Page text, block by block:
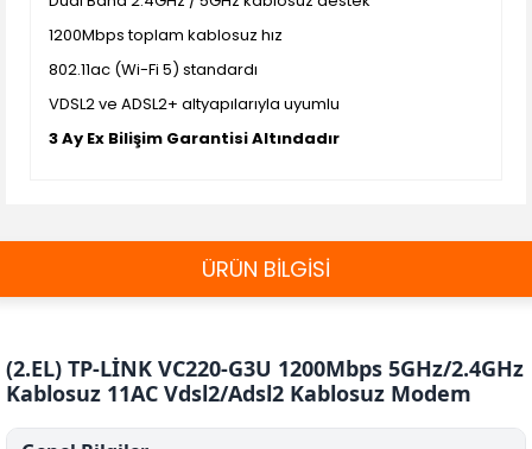
1200Mbps toplam kablosuz hız
802.11ac (Wi-Fi 5) standardı
VDSL2 ve ADSL2+ altyapılarıyla uyumlu
3 Ay Ex Bilişim Garantisi Altındadır
ÜRÜN BİLGİSİ
(2.EL) TP-LİNK VC220-G3U 1200Mbps 5GHz/2.4GHz
Kablosuz 11AC Vdsl2/Adsl2 Kablosuz Modem